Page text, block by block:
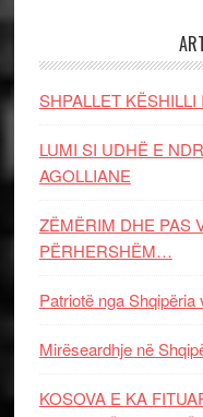
SHPALLET
LUMI SI UDHË E
AGOLLIANE
ZËMËRIM DHE PAS
PËRHERSHËM…
Patriotë nga Shqipëria
Mirëseardhje në
KOSOVA E KA